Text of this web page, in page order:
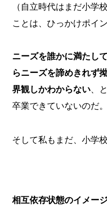
（自立時代はまだ小学
ことは、ひっかけポイン
ニーズを誰かに満たし
らニーズを諦めきれず
界観しかわからない、
卒業できていないのだ。
そして私もまだ、小学
相互依存状態のイメー